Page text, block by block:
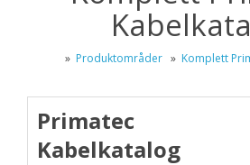
» Produktområder» Komplett
Primatec
Kabelkatalog